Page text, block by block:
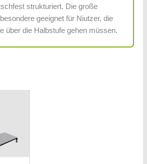
strukturiert. Die große
geeignet für Niutzer, die
über die Halbstufe gehen müssen.